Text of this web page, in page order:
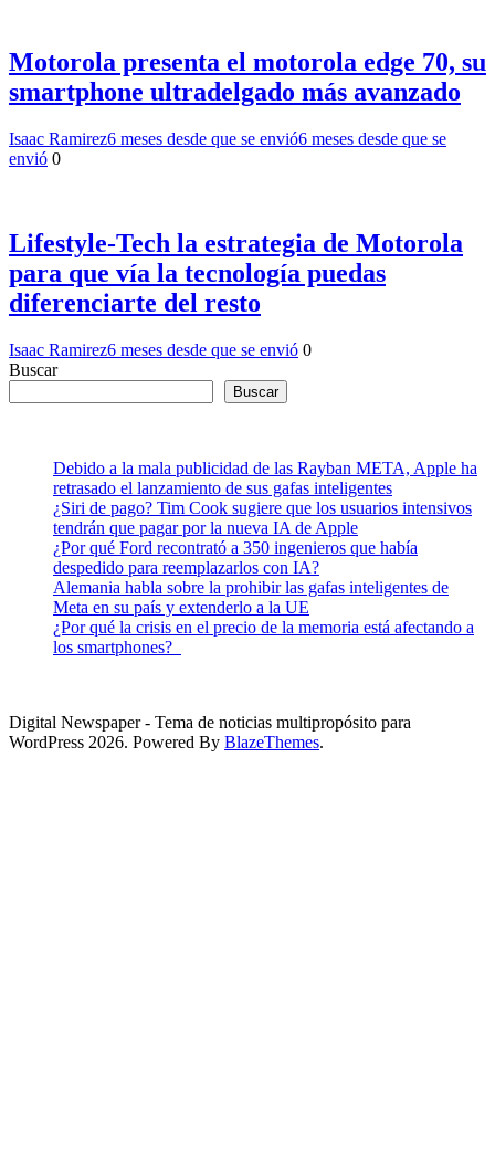
Motorola presenta el motorola edge 70, su
smartphone ultradelgado más avanzado
Isaac Ramirez6 meses desde que se envió6 meses desde que se
envió 0
Lifestyle-Tech la estrategia de Motorola
para que vía la tecnología puedas
diferenciarte del resto
Isaac Ramirez6 meses desde que se envió 0
Buscar
Buscar
Debido a la mala publicidad de las Rayban META, Apple ha
retrasado el lanzamiento de sus gafas inteligentes
¿Siri de pago? Tim Cook sugiere que los usuarios intensivos
tendrán que pagar por la nueva IA de Apple
¿Por qué Ford recontrató a 350 ingenieros que había
despedido para reemplazarlos con IA?
Alemania habla sobre la prohibir las gafas inteligentes de
Meta en su país y extenderlo a la UE
¿Por qué la crisis en el precio de la memoria está afectando a
los smartphones?
Digital Newspaper - Tema de noticias multipropósito para
WordPress 2026. Powered By BlazeThemes.